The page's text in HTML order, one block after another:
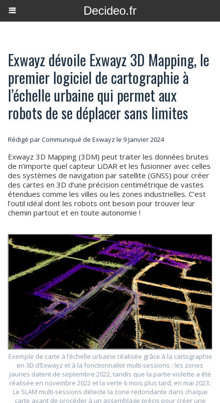
Decideo.fr
Exwayz dévoile Exwayz 3D Mapping, le
premier logiciel de cartographie à
l’échelle urbaine qui permet aux
robots de se déplacer sans limites
Rédigé par Communiqué de Exwayz le 9 Janvier 2024
Exwayz 3D Mapping (3DM) peut traiter les données brutes
de n’importe quel capteur LiDAR et les fusionner avec celles
des systèmes de navigation par satellite (GNSS) pour créer
des cartes en 3D d’une précision centimétrique de vastes
étendues comme les villes ou les zones industrielles. C’est
l’outil idéal dont les robots ont besoin pour trouver leur
chemin partout et en toute autonomie !
Exemple de carte à l’échelle urbaine réalisée grâce à la cartographie
en 3D d’Exwayz et à la fonctionnalité multi-sessions : les zones
jaunes datent de septembre 2022, tandis que la partie violette a été
réalisée en novembre 2022 et la verte 6 mois plus tard, en mai 2023.
Le SLAM multi-sessions détecte la zone redondante dans chaque
carte avant de procéder à un assemblage précis pour créer une